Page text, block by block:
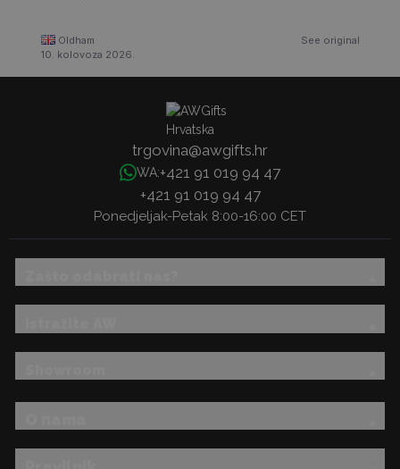
Oldham
See original
10. kolovoza 2026.
trgovina@awgifts.hr
WA:+421 91 019 94 47
+421 91 019 94 47
Ponedjeljak-Petak 8:00-16:00 CET